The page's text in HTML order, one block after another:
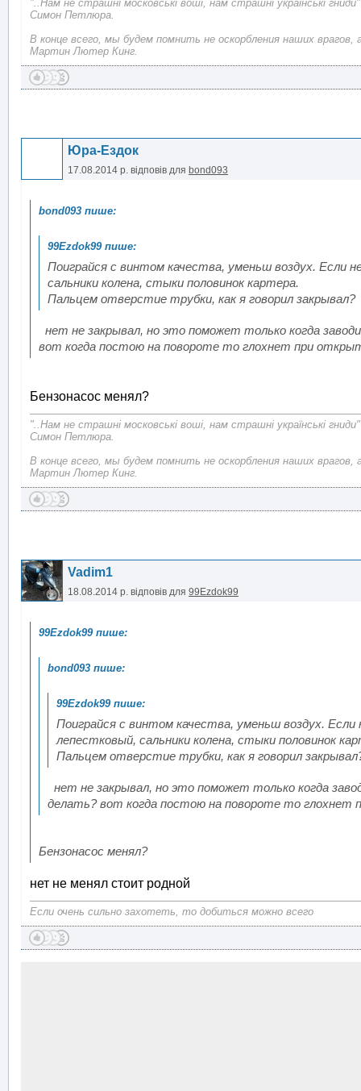
"..Нам не страшні московські воші, нам страшні українські гниди"
Симон Петлюра.
В конце всего, мы будем помнить не оскорбления наших врагов,
Мартин Лютер Кинг.
Юра-Ездок
17.08.2014 р. відповів для bond093
Поиграйся с винтом качества, уменьш воздух. Если
сальники колена, стыки половинок картера.
Пальцем отверстие трубки, как я говорил закрывал?
нет не закрывал, но это поможет только когда
вот когда постою на повороте то глохнет при
Бензонасос менял?
"..Нам не страшні московські воші, нам страшні українські гниди"
Симон Петлюра.
В конце всего, мы будем помнить не оскорбления наших врагов,
Мартин Лютер Кинг.
Vadim1
18.08.2014 р. відповів для 99Ezdok99
Поиграйся с винтом качества, уменьш воздух.
лепестковый, сальники колена, стыки половинок
Пальцем отверстие трубки, как я говорил
нет не закрывал, но это поможет только когда
делать? вот когда постою на повороте то глохнет
Бензонасос менял?
нет не менял стоит родной
Если очень сильно захотеть, то добиться можно всего